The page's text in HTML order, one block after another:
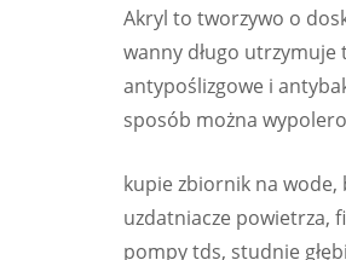
Akryl to tworzywo o
wanny długo utrzymuje
antypoślizgowe i
sposób można
kupie zbiornik na
uzdatniacze powietrza,
pompy tds, studnie